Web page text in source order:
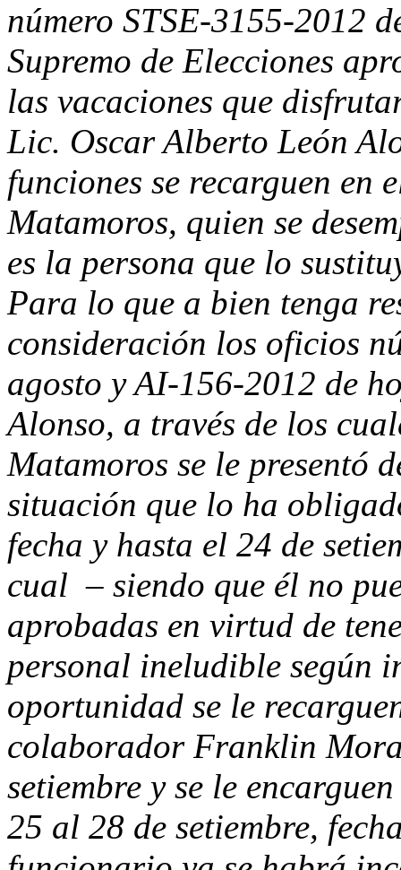
número STSE-3155-2012
Supremo de Elecciones
las vacaciones que
Lic. Oscar Alberto León
funciones se recarguen en
Matamoros, quien se
es la persona que lo
Para lo que a bien tenga
consideración los oficios
agosto y AI-156-2012 de
Alonso, a través de los
Matamoros se le presentó
situación que lo ha
fecha y hasta el 24 de
cual – siendo que él no
aprobadas en virtud de
personal ineludible según
oportunidad se le
colaborador Franklin
setiembre y se le
25 al 28 de setiembre,